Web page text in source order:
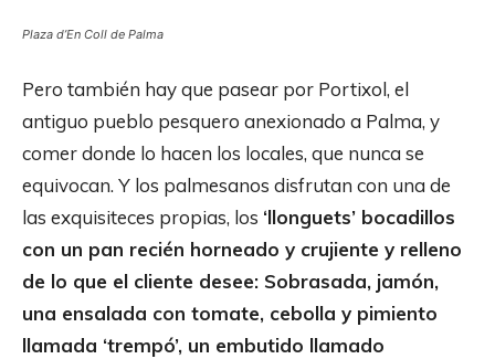
Plaza d’En Coll de Palma
Pero también hay que pasear por Portixol, el
antiguo pueblo pesquero anexionado a Palma, y
comer donde lo hacen los locales, que nunca se
equivocan. Y los palmesanos disfrutan con una de
las exquisiteces propias, los ‘llonguets’ bocadillos
con un pan recién horneado y crujiente y relleno
de lo que el cliente desee: Sobrasada, jamón,
una ensalada con tomate, cebolla y pimiento
llamada ‘trempó’, un embutido llamado